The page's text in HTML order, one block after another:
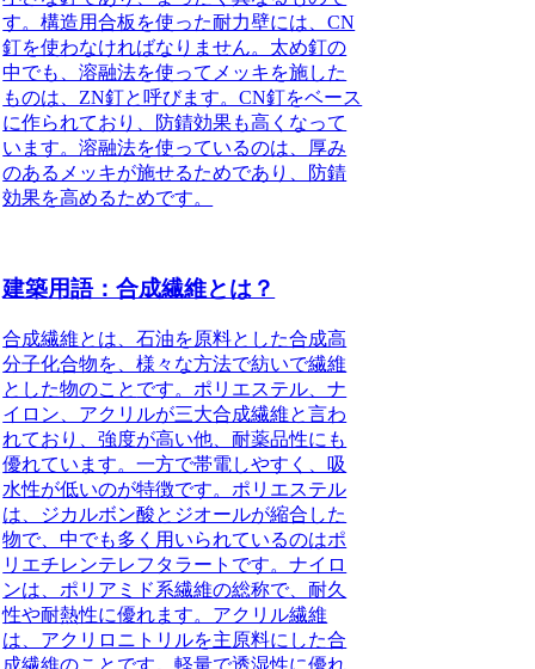
す。構造用合板を使った耐力壁には、CN
釘を使わなければなりません。太め釘の
中でも、溶融法を使ってメッキを施した
ものは、ZN釘と呼びます。CN釘をベース
に作られており、防錆効果も高くなって
います。溶融法を使っているのは、厚み
のあるメッキが施せるためであり、防錆
効果を高めるためです。
建築用語：合成繊維とは？
合成繊維とは、石油を原料とした合成高
分子化合物を、様々な方法で紡いで繊維
とした物のこと です。ポリエステル、ナ
イロン、アクリルが三大合成繊維と言わ
れており、強度が高い他、耐薬品性にも
優れています。一方で帯電しやすく、吸
水性が低いのが特徴です。ポリエステル
は、ジカルボン酸とジオールが縮合した
物で、中でも多く用いられているのはポ
リエチレンテレフタラートです。ナイロ
ンは、ポリアミド系繊維の総称で、耐久
性や耐熱性に優れます。アクリル繊維
は、アクリロニトリルを主原料にした合